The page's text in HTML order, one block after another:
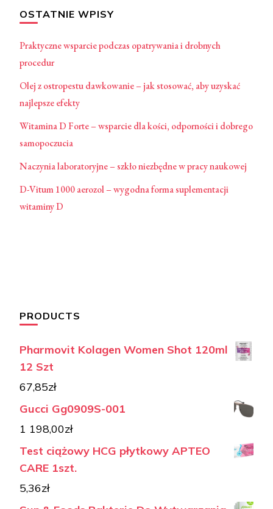
OSTATNIE WPISY
Praktyczne wsparcie podczas opatrywania i drobnych
procedur
Olej z ostropestu dawkowanie – jak stosować, aby uzyskać
najlepsze efekty
Witamina D Forte – wsparcie dla kości, odporności i dobrego
samopoczucia
Naczynia laboratoryjne – szkło niezbędne w pracy naukowej
D-Vitum 1000 aerozol – wygodna forma suplementacji
witaminy D
PRODUCTS
Pharmovit Kolagen Women Shot 120ml
12 Szt
67,85zł
Gucci Gg0909S-001
1 198,00zł
Test ciążowy HCG płytkowy APTEO
CARE 1szt.
5,36zł